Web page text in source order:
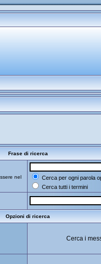
Frase di ricerca
nel
Cerca per ogni parola
Cerca tutti i termini
Opzioni di ricerca
Cerca i